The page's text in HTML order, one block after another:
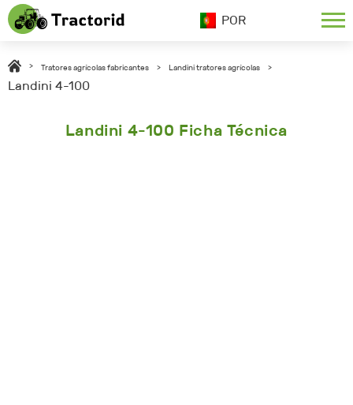
POR
> Tratores agrícolas fabricantes > Landini tratores agrícolas >
Landini 4-100
Landini 4-100 Ficha Técnica